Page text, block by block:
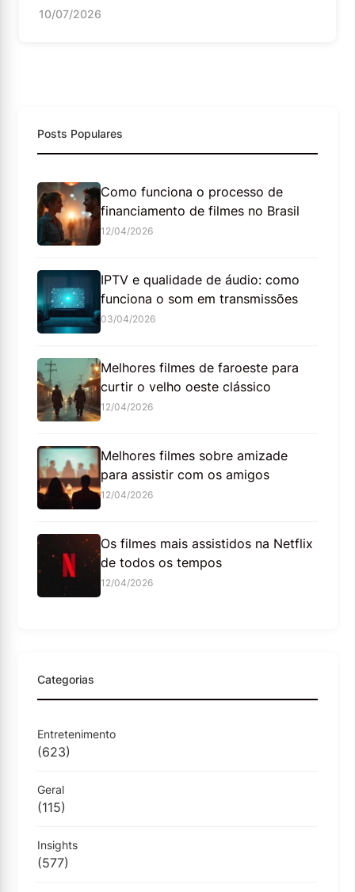
10/07/2026
Posts Populares
Como funciona o processo de
financiamento de filmes no Brasil
12/04/2026
IPTV e qualidade de áudio: como
funciona o som em transmissões
03/04/2026
Melhores filmes de faroeste para
curtir o velho oeste clássico
12/04/2026
Melhores filmes sobre amizade
para assistir com os amigos
12/04/2026
Os filmes mais assistidos na Netflix
de todos os tempos
12/04/2026
Categorias
Entretenimento
(623)
Geral
(115)
Insights
(577)